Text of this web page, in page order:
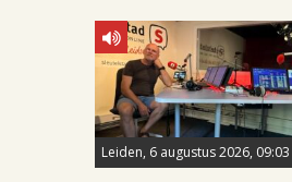
Leiden, 6 augustus 2026, 09:03